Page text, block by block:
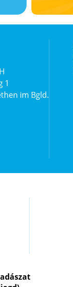
1
im Bgld.